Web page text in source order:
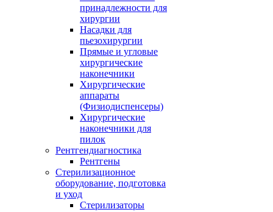
принадлежности для
хирургии
Насадки для
пьезохирургии
Прямые и угловые
хирургические
наконечники
Хирургические
аппараты
(Физиодиспенсеры)
Хирургические
наконечники для
пилок
Рентгендиагностика
Рентгены
Стерилизационное
оборудование, подготовка
и уход
Стерилизаторы